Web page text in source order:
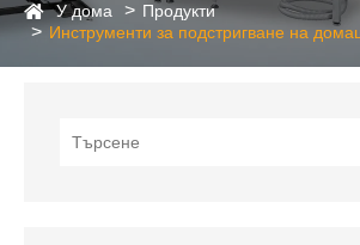
У дома
Продукти
Инструменти за подстригване на